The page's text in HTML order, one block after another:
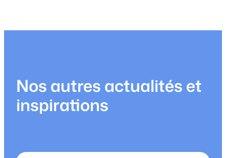
Nos autres actualités et
inspirations